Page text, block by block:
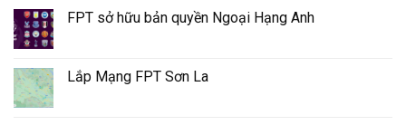
FPT sở hữu bản quyền Ngoại Hạng Anh
Lắp Mạng FPT Sơn La